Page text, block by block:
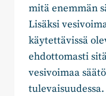
mitä enemmän
Lisäksi
käytettävissä
ehdottomasti
vesivoimaa